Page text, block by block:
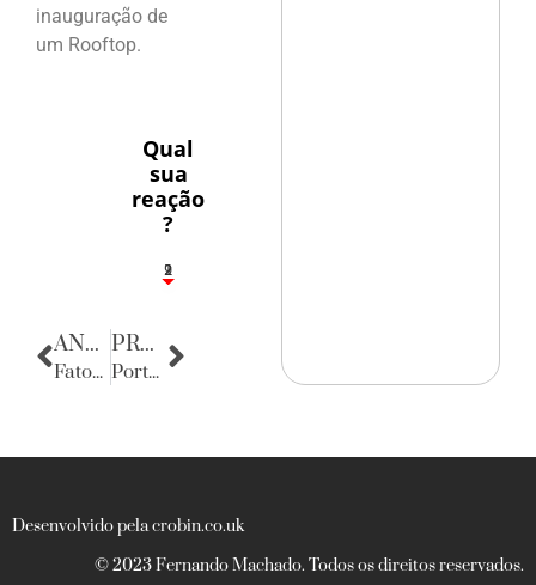
inauguração de
um Rooftop.
Qual
sua
reação
?
2
1
2
9
ANTERIOR
Fatos Diversos
PRÓXIMA
Porta Retratos
Desenvolvido pela crobin.co.uk
© 2023 Fernando Machado. Todos os direitos reservados.